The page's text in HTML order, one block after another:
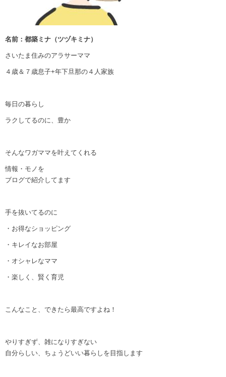
名前：都築ミナ（ツヅキミナ）
さいたま住みのアラサーママ
４歳＆７歳息子+年下旦那の４人家族
毎日の暮らし
ラクしてるのに、豊か
そんなワガママを叶えてくれる
情報・モノを
ブログで紹介してます
手を抜いてるのに
・お得なショッピング
・キレイなお部屋
・オシャレなママ
・楽しく、賢く育児
こんなこと、できたら最高ですよね！
やりすぎず、雑になりすぎない
自分らしい、ちょうどいい暮らしを目指します